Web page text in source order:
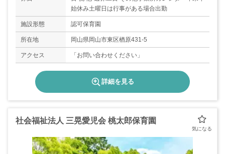
始休み土曜日は行事がある場合出勤
施設形態 認可保育園
所在地 岡山県岡山市東区楢原431-5
アクセス 「お問い合わせください」
詳細を見る
社会福祉法人 三晃愛児会 桃太郎保育園